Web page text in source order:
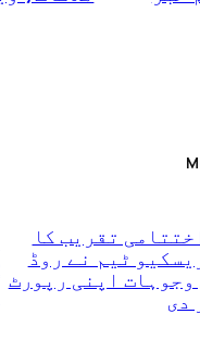
تقریب کا
ٹیم نے روڈ
اپنی رپورٹ
دی